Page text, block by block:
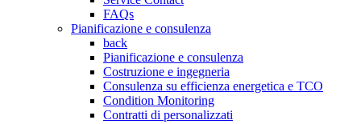
FAQs
Pianificazione e consulenza
back
Pianificazione e consulenza
Costruzione e ingegneria
Consulenza su efficienza energetica e TCO
Condition Monitoring
Contratti di personalizzati